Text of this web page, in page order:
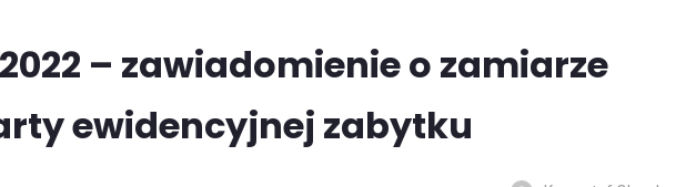
– zawiadomienie o zamiarze
ewidencyjnej zabytku